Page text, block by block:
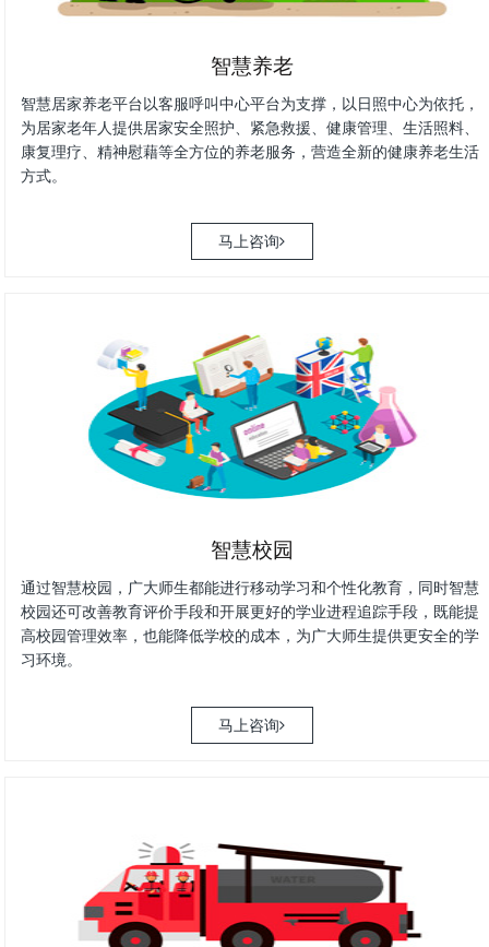
智慧养老
智慧居家养老平台以客服呼叫中心平台为支撑，以日照中心为依托，
为居家老年人提供居家安全照护、紧急救援、健康管理、生活照料、
康复理疗、精神慰藉等全方位的养老服务，营造全新的健康养老生活
方式。
马上咨询
智慧校园
通过智慧校园，广大师生都能进行移动学习和个性化教育，同时智慧
校园还可改善教育评价手段和开展更好的学业进程追踪手段，既能提
高校园管理效率，也能降低学校的成本，为广大师生提供更安全的学
习环境。
马上咨询